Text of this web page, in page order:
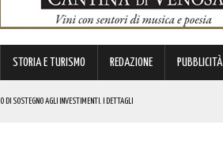
STORIA E TURISMO REDAZIONE PUBBLICITÀ
DI SOSTEGNO AGLI INVESTIMENTI. I DETTAGLI